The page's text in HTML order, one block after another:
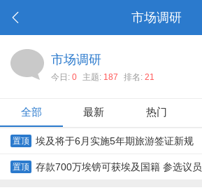
市场调研
市场调研
今日: 0 主题: 187 排名: 21
全部 最新 热门
置顶 埃及将于6月实施5年期旅游签证新规
置顶 存款700万埃镑可获埃及国籍 参选议员